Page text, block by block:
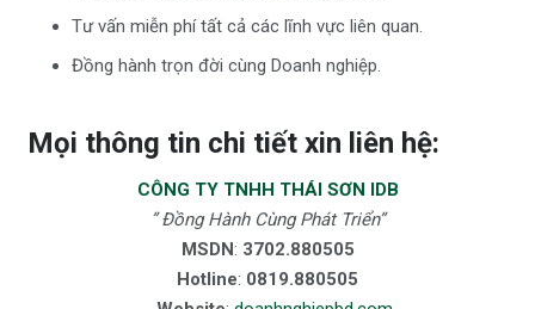
Tư vấn miễn phí tất cả các lĩnh vực liên quan.
Đồng hành trọn đời cùng Doanh nghiệp.
Mọi thông tin chi tiết xin liên hệ:
CÔNG TY TNHH THÁI SƠN IDB
” Đồng Hành Cùng Phát Triển”
MSDN: 3702.880505
Hotline: 0819.880505